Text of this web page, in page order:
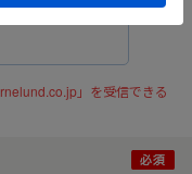
」を受信できる